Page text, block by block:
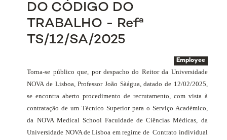
DO CÓDIGO DO
TRABALHO - Refª
TS/12/SA/2025
Employee
Torna-se público que, por despacho do Reitor da Universidade
NOVA de Lisboa, Professor João Sàágua, datado de 12/02/2025,
se encontra aberto procedimento de recrutamento, com vista à
contratação de um Técnico Superior para o Serviço Académico,
da NOVA Medical School Faculdade de Ciências Médicas, da
Universidade NOVA de Lisboa em regime de Contrato individual